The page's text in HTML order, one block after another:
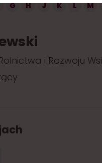
G H J K L M
i Rozwoju Wsi